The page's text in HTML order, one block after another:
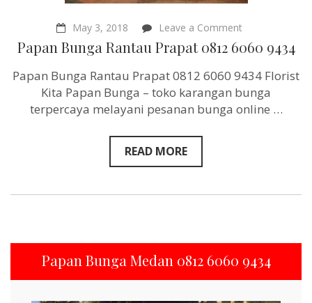
May 3, 2018 Leave a Commenton
Papan
Bunga
Prapat
6060
9434
Papan Bunga Rantau Prapat 0812 6060 9434
Papan Bunga Rantau Prapat 0812 6060 9434 Florist
Kita Papan Bunga – toko karangan bunga
terpercaya melayani pesanan bunga online …
READ MORE
Papan Bunga Medan 0812 6060 9434